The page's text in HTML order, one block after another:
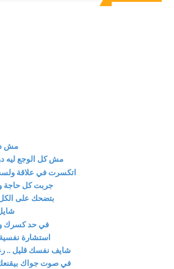
مش
مش كل الوجع ليه
اتكسرت في علاقة
جربت كل حاجة
بتضحك على
في حد كسرك
استشارة نفسية
شايف نفسك قليل ..
في صوت جواك